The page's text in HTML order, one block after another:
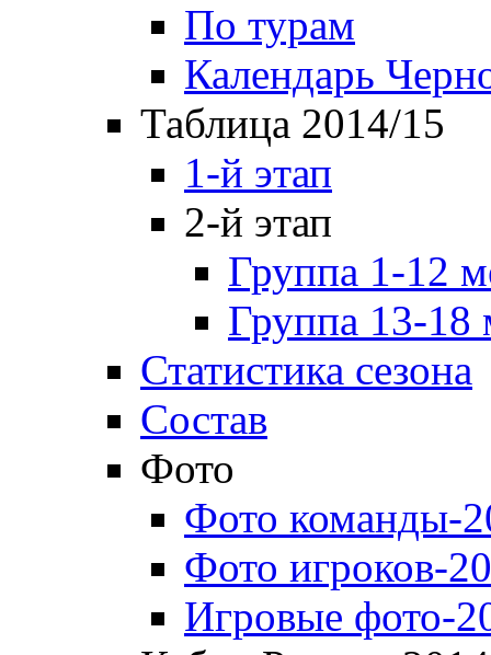
По турам
Календарь
Таблица 2014/15
1-й этап
2-й этап
Группа 1-12
Группа 13-18
Статистика сезона
Состав
Фото
Фото команды-
Фото игроков-
Игровые фото-